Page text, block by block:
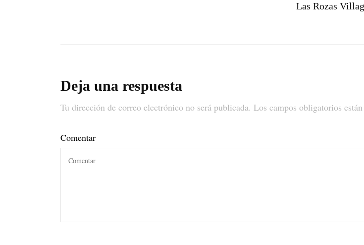
Las Rozas
Deja una respuesta
Tu dirección de correo electrónico no será publicada. Los campos obligatorios
Comentar